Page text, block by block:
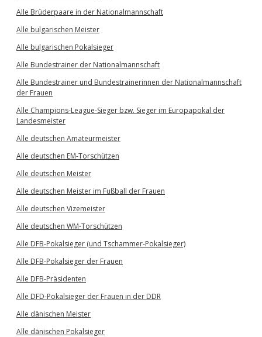
Alle Brüderpaare in der Nationalmannschaft
Alle bulgarischen Meister
Alle bulgarischen Pokalsieger
Alle Bundestrainer der Nationalmannschaft
Alle Bundestrainer und Bundestrainerinnen der Nationalmannschaft
der Frauen
Alle Champions-League-Sieger bzw. Sieger im Europapokal der
Landesmeister
Alle deutschen Amateurmeister
Alle deutschen EM-Torschützen
Alle deutschen Meister
Alle deutschen Meister im Fußball der Frauen
Alle deutschen Vizemeister
Alle deutschen WM-Torschützen
Alle DFB-Pokalsieger (und Tschammer-Pokalsieger)
Alle DFB-Pokalsieger der Frauen
Alle DFB-Präsidenten
Alle DFD-Pokalsieger der Frauen in der DDR
Alle dänischen Meister
Alle dänischen Pokalsieger